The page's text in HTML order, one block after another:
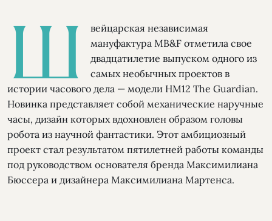
Ш
вейцарская независимая
мануфактура MB&F отметила свое
двадцатилетие выпуском одного из
самых необычных проектов в
истории часового дела — модели HM12 The Guardian.
Новинка представляет собой механические наручные
часы, дизайн которых вдохновлен образом головы
робота из научной фантастики. Этот амбициозный
проект стал результатом пятилетней работы команды
под руководством основателя бренда Максимилиана
Бюссера и дизайнера Максимилиана Мартенса.